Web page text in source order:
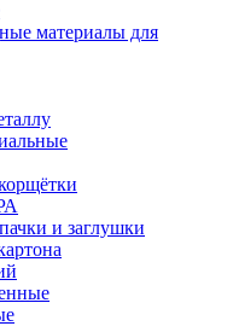
материалы для
и заглушки